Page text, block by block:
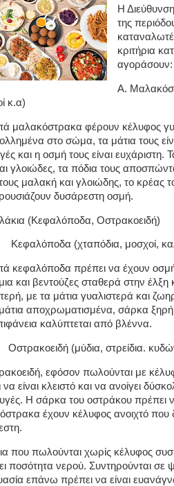
Η
της
κριτήρια
αγοράσουν:
Α.
κ.α)
μαλακόστρακα φέρουν κέλυφος
στο σώμα, τα μάτια τους
και η οσμή τους είναι
γλοιώδες, τα πόδια τους
τους μαλακή και γλοιώδης, το κρέας
δυσάρεστη οσμή.
(Κεφαλόποδα, Οστρακοειδή)
Κεφαλόποδα (χταπόδια, μοσχοί,
κεφαλόποδα πρέπει να έχουν
και βεντούζες σταθερά στην έλξη
με τα μάτια γυαλιστερά και
αποχρωματισμένα, σάρκα
καλύπτεται από βλέννα.
Οστρακοειδή (μύδια, στρείδια.
εφόσον πωλούνται με
να είναι κλειστό και να ανοίγει
Η σάρκα του οστράκου πρέπει
έχουν κέλυφος ανοιχτό
που πωλούνται χωρίς κέλυφος
ποσότητα νερού. Συντηρούνται
επάνω πρέπει να είναι